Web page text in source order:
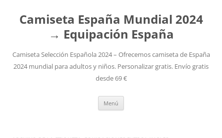
Camiseta España Mundial 2024
→ Equipación España
Camiseta Selección Española 2024 – Ofrecemos camiseta de España
2024 mundial para adultos y niños. Personalizar gratis. Envío gratis
desde 69 €
Menú